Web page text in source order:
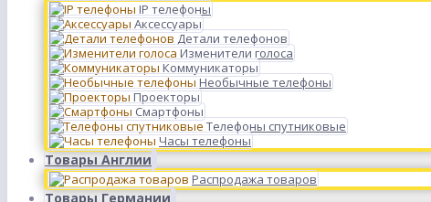
IP телефоны
Аксессуары
Детали телефонов
Изменители голоса
Коммуникаторы
Необычные телефоны
Проекторы
Смартфоны
Телефоны спутниковые
Часы телефоны
Товары Англии
Распродажа товаров
Товары Германии